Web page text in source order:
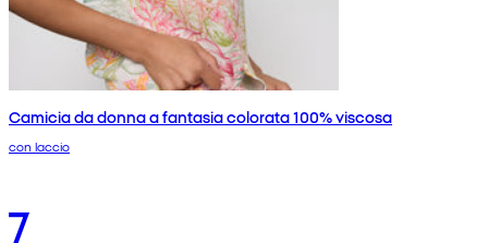
Camicia da donna a fantasia colorata 100% viscosa
con laccio
7